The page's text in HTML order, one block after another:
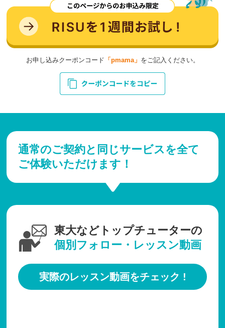
お申し込みクーポンコード 「pmama」 をご記入ください。
通常のご契約と同じサービスを全て
ご体験いただけます！
東大などトップチューターの
個別フォロー・レッスン動画
実際のレッスン動画をチェック !